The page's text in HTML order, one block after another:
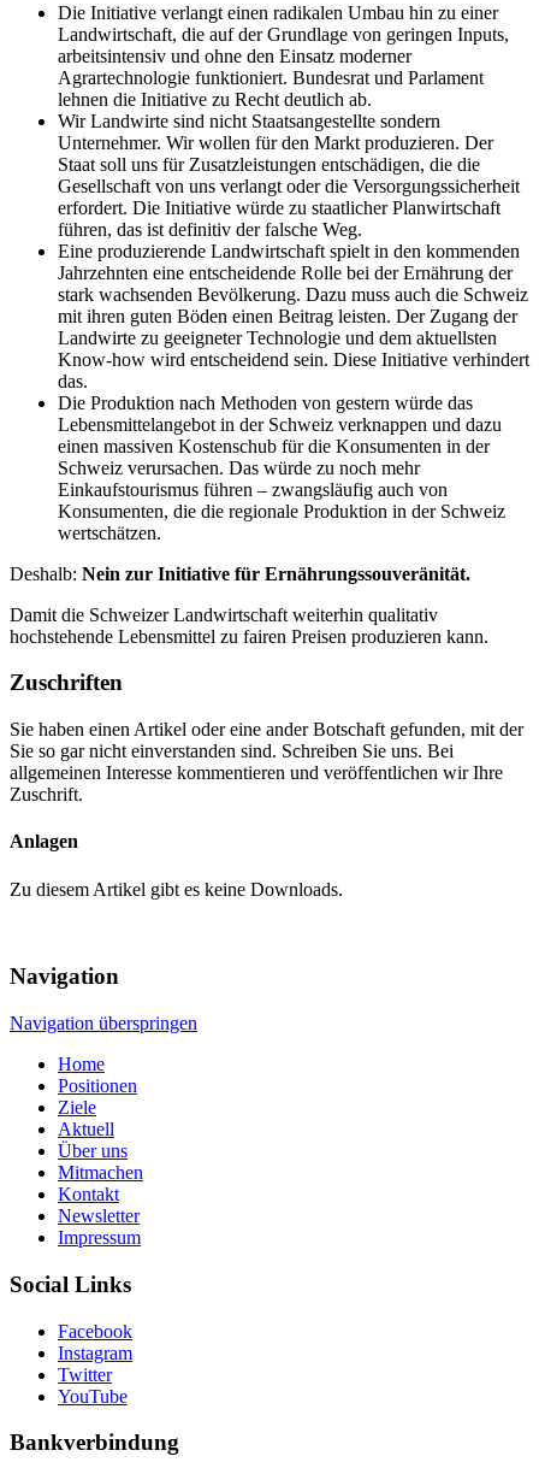
Die Initiative verlangt einen radikalen Umbau hin zu einer
Landwirtschaft, die auf der Grundlage von geringen Inputs,
arbeitsintensiv und ohne den Einsatz moderner
Agrartechnologie funktioniert. Bundesrat und Parlament
lehnen die Initiative zu Recht deutlich ab.
Wir Landwirte sind nicht Staatsangestellte sondern
Unternehmer. Wir wollen für den Markt produzieren. Der
Staat soll uns für Zusatzleistungen entschädigen, die die
Gesellschaft von uns verlangt oder die Versorgungssicherheit
erfordert. Die Initiative würde zu staatlicher Planwirtschaft
führen, das ist definitiv der falsche Weg.
Eine produzierende Landwirtschaft spielt in den kommenden
Jahrzehnten eine entscheidende Rolle bei der Ernährung der
stark wachsenden Bevölkerung. Dazu muss auch die Schweiz
mit ihren guten Böden einen Beitrag leisten. Der Zugang der
Landwirte zu geeigneter Technologie und dem aktuellsten
Know-how wird entscheidend sein. Diese Initiative verhindert
das.
Die Produktion nach Methoden von gestern würde das
Lebensmittelangebot in der Schweiz verknappen und dazu
einen massiven Kostenschub für die Konsumenten in der
Schweiz verursachen. Das würde zu noch mehr
Einkaufstourismus führen – zwangsläufig auch von
Konsumenten, die die regionale Produktion in der Schweiz
wertschätzen.
Deshalb: Nein zur Initiative für Ernährungssouveränität.
Damit die Schweizer Landwirtschaft weiterhin qualitativ
hochstehende Lebensmittel zu fairen Preisen produzieren kann.
Zuschriften
Sie haben einen Artikel oder eine ander Botschaft gefunden, mit der
Sie so gar nicht einverstanden sind. Schreiben Sie uns. Bei
allgemeinen Interesse kommentieren und veröffentlichen wir Ihre
Zuschrift.
Anlagen
Zu diesem Artikel gibt es keine Downloads.
Navigation
Navigation überspringen
Home
Positionen
Ziele
Aktuell
Über uns
Mitmachen
Kontakt
Newsletter
Impressum
Social Links
Facebook
Instagram
Twitter
YouTube
Bankverbindung